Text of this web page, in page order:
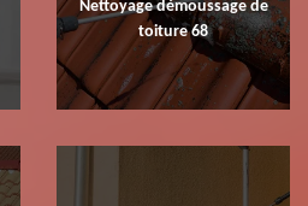
Nettoyage démoussage de
toiture 68